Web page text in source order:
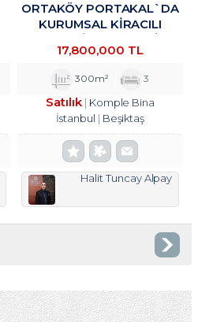
ORTAKÖY PORTAKAL`DA
KURUMSAL KIRACILI
TROYKADAN
17,800,000 TL
300m² 3
Satılık
Komple Bina
İstanbul
Beşiktaş
Halit Tuncay Alpay